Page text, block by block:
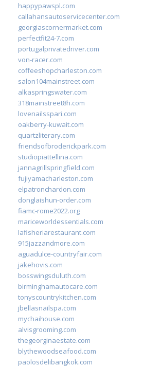
happypawspl.com
callahansautoservicecenter.com
georgiascornermarket.com
perfectfit24-7.com
portugalprivatedriver.com
von-racer.com
coffeeshopcharleston.com
salon104mainstreet.com
alkaspringswater.com
318mainstreet8h.com
lovenailsspari.com
oakberry-kuwait.com
quartzliterary.com
friendsofbroderickpark.com
studiopiattellina.com
jannagrillspringfield.com
fujiyamacharleston.com
elpatronchardon.com
donglaishun-order.com
fiamc-rome2022.org
mariceworldessentials.com
lafisheriarestaurant.com
915jazzandmore.com
aguadulce-countryfair.com
jakehovis.com
bosswingsduluth.com
birminghamautocare.com
tonyscountrykitchen.com
jbellasnailspa.com
mychaihouse.com
alvisgrooming.com
thegeorginaestate.com
blythewoodseafood.com
paolosdelibangkok.com